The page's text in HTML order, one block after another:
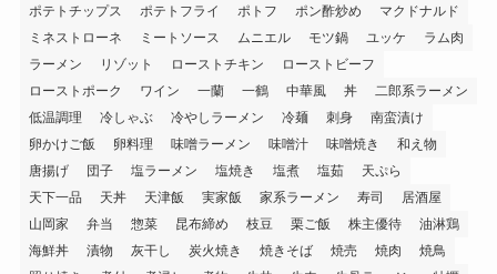
ポテトチップス
ポテトフライ ポトフ ポン酢炒め
マクドナルド
ミネストローネ
ミートソース ムニエル モツ鍋 ユッケ
ラム肉
ラーメン
リゾット ローストチキン
ローストビーフ
ローストポーク
ワイン 一蘭 一鶴 中華風 丼
二郎系ラーメン
低温調理
冷しゃぶ 冷やしラーメン 冷麺 刺身
南蛮漬け
卵かけご飯
卵料理 味噌ラーメン 味噌汁 味噌焼き
和え物
唐揚げ
団子 塩ラーメン 塩焼き 塩煮 塩茹
天ぷら
天下一品
天丼 天津飯 実家飯 家系ラーメン 寿司
居酒屋
山岡家
弁当 惣菜 昆布締め 枝豆 栗ご飯 株主優待
油淋鶏
海鮮丼
漬物 灰干し 炭火焼き 焼きそば 焼売 焼肉
焼鳥